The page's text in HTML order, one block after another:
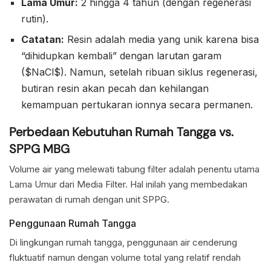
Lama Umur: 2 hingga 4 tahun (dengan regenerasi
rutin).
Catatan: Resin adalah media yang unik karena bisa
“dihidupkan kembali” dengan larutan garam
($NaCl$). Namun, setelah ribuan siklus regenerasi,
butiran resin akan pecah dan kehilangan
kemampuan pertukaran ionnya secara permanen.
Perbedaan Kebutuhan Rumah Tangga vs.
SPPG MBG
Volume air yang melewati tabung filter adalah penentu utama
Lama Umur dari Media Filter. Hal inilah yang membedakan
perawatan di rumah dengan unit SPPG.
Penggunaan Rumah Tangga
Di lingkungan rumah tangga, penggunaan air cenderung
fluktuatif namun dengan volume total yang relatif rendah